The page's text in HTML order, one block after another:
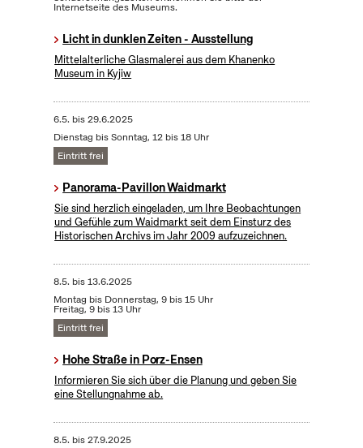
Internetseite des Museums.
Licht in dunklen Zeiten - Ausstellung
Mittelalterliche Glasmalerei aus dem Khanenko
Museum in Kyjiw
6.5. bis29.6.2025
Dienstag bis Sonntag, 12 bis 18 Uhr
Eintritt frei
Panorama-Pavillon Waidmarkt
Sie sind herzlich eingeladen, um Ihre Beobachtungen
und Gefühle zum Waidmarkt seit dem Einsturz des
Historischen Archivs im Jahr 2009 aufzuzeichnen.
8.5. bis13.6.2025
Montag bis Donnerstag, 9 bis 15 Uhr
Freitag, 9 bis 13 Uhr
Eintritt frei
Hohe Straße in Porz-Ensen
Informieren Sie sich über die Planung und geben Sie
eine Stellungnahme ab.
8.5. bis27.9.2025